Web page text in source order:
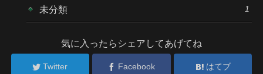
未分類 1
気に入ったらシェアしてあげてね
Twitter Facebook はてブ